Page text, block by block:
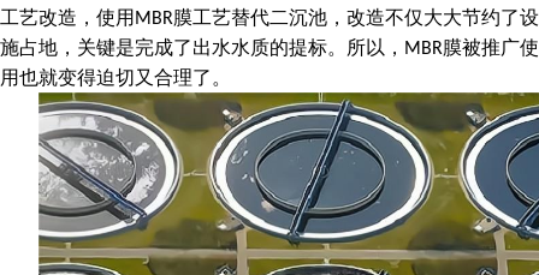
工艺改造，使用 MBR膜工艺替代二沉池，改造不仅大大节约了设
施占地，关键是完成了出水水质的提标。所以， MBR膜被推广使
用也就变得迫切又合理了。